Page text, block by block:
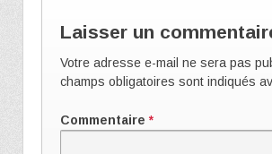
Laisser un
Votre adresse e-mail ne sera pas
champs obligatoires sont indiqués
Commentaire *